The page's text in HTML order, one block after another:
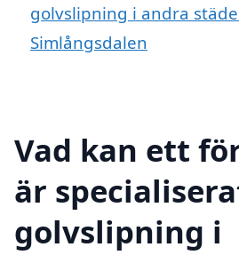
golvslipning i andra
Simlångsdalen
Vad kan ett
är
golvslipning i